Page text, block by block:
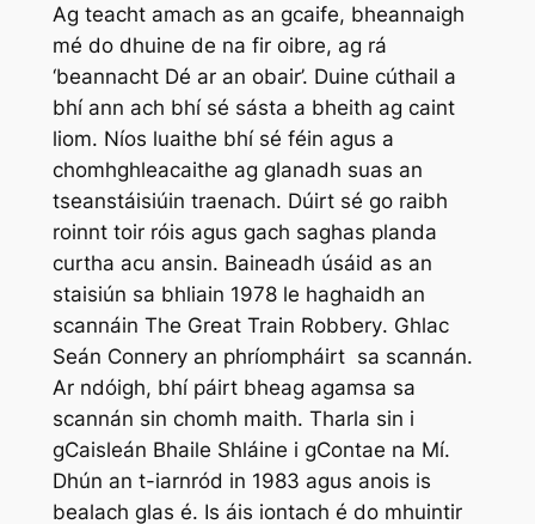
Ag teacht amach as an gcaife, bheannaigh
mé do dhuine de na fir oibre, ag rá
‘beannacht Dé ar an obair’. Duine cúthail a
bhí ann ach bhí sé sásta a bheith ag caint
liom. Níos luaithe bhí sé féin agus a
chomhghleacaithe ag glanadh suas an
tseanstáisiúin traenach. Dúirt sé go raibh
roinnt toir róis agus gach saghas planda
curtha acu ansin. Baineadh úsáid as an
staisiún sa bhliain 1978 le haghaidh an
scannáin The Great Train Robbery. Ghlac
Seán Connery an phríompháirt sa scannán.
Ar ndóigh, bhí páirt bheag agamsa sa
scannán sin chomh maith. Tharla sin i
gCaisleán Bhaile Shláine i gContae na Mí.
Dhún an t-iarnród in 1983 agus anois is
bealach glas é. Is áis iontach é do mhuintir